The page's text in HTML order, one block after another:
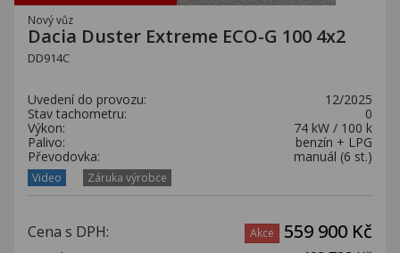
Nový vůz
Dacia Duster Extreme ECO-G 100 4x2
DD914C
Uvedení do provozu:
12/2025
Stav tachometru:
0
Výkon:
74 kW / 100 k
Palivo:
benzín + LPG
Převodovka:
manuál (6 st.)
Video Záruka výrobce
Cena s DPH: Akce 559 900 Kč